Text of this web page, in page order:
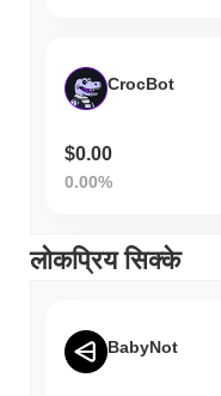
CrocBot
$0.00
0.00%
लोकप्रिय सिक्के
BabyNot